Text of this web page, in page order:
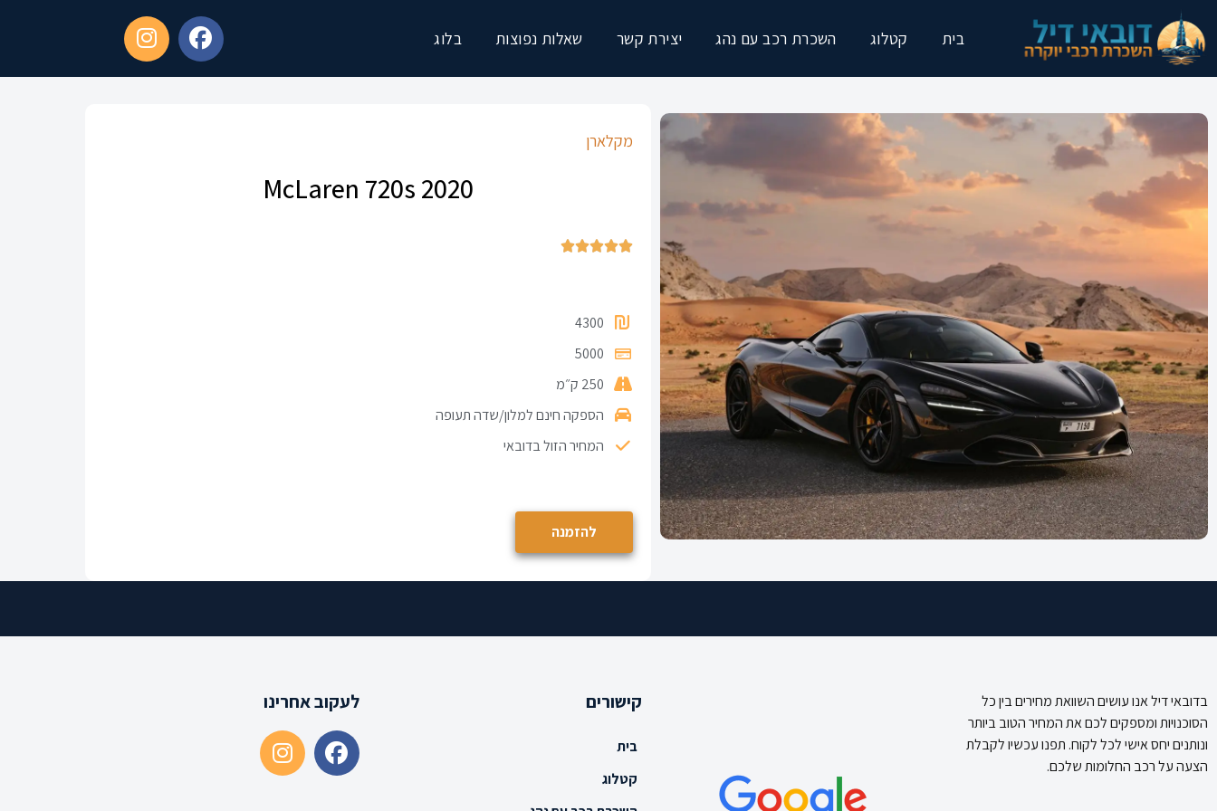
בית קטלוג השכרת רכב עם נהג יצירת קשר שאלות נפוצות בלוג
מקלארן
McLaren 720s 2020





4300
5000
250 ק״מ
הספקה חינם למלון/שדה תעופה
המחיר הזול בדובאי
להזמנה
בדובאי דיל אנו עושים השוואת מחירים בין כל
הסוכנויות ומספקים לכם את המחיר הטוב ביותר
ונותנים יחס אישי לכל לקוח. תפנו עכשיו לקבלת
הצעה על רכב החלומות שלכם.
קישורים
בית
קטלוג
לעקוב אחרינו